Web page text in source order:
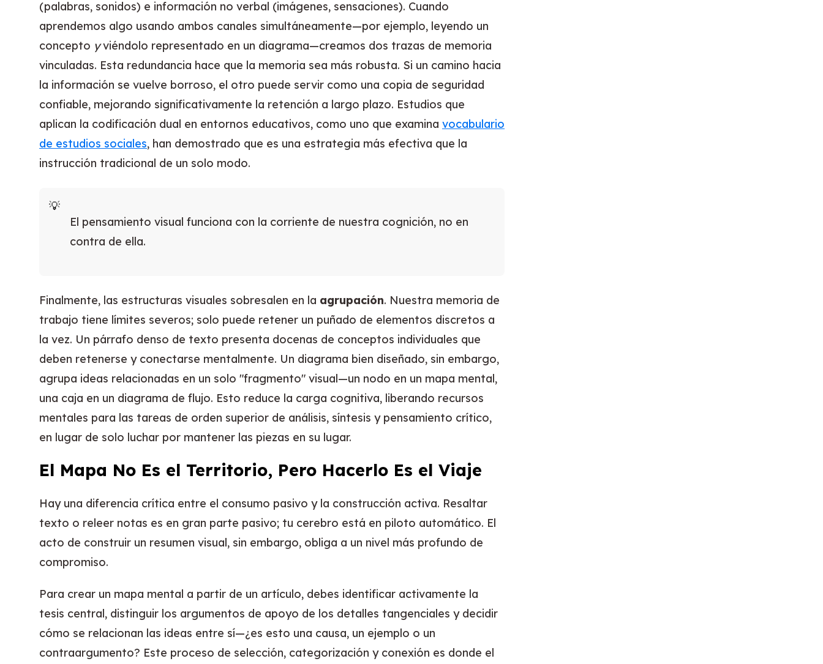
(palabras, sonidos) e información no verbal (imágenes, sensaciones). Cuando
aprendemos algo usando ambos canales simultáneamente—por ejemplo, leyendo un
concepto yviéndolo representado en un diagrama—creamos dos trazas de memoria
vinculadas. Esta redundancia hace que la memoria sea más robusta. Si un camino hacia
la información se vuelve borroso, el otro puede servir como una copia de seguridad
confiable, mejorando significativamente la retención a largo plazo. Estudios que
aplican la codificación dual en entornos educativos, como uno que examina vocabulario
de estudios sociales, han demostrado que es una estrategia más efectiva que la
instrucción tradicional de un solo modo.
El pensamiento visual funciona con la corriente de nuestra cognición, no en
contra de ella.
Finalmente, las estructuras visuales sobresalen en la agrupación. Nuestra memoria de
trabajo tiene límites severos; solo puede retener un puñado de elementos discretos a
la vez. Un párrafo denso de texto presenta docenas de conceptos individuales que
deben retenerse y conectarse mentalmente. Un diagrama bien diseñado, sin embargo,
agrupa ideas relacionadas en un solo "fragmento" visual—un nodo en un mapa mental,
una caja en un diagrama de flujo. Esto reduce la carga cognitiva, liberando recursos
mentales para las tareas de orden superior de análisis, síntesis y pensamiento crítico,
en lugar de solo luchar por mantener las piezas en su lugar.
El Mapa No Es el Territorio, Pero Hacerlo Es el Viaje
Hay una diferencia crítica entre el consumo pasivo y la construcción activa. Resaltar
texto o releer notas es en gran parte pasivo; tu cerebro está en piloto automático. El
acto de construir un resumen visual, sin embargo, obliga a un nivel más profundo de
compromiso.
Para crear un mapa mental a partir de un artículo, debes identificar activamente la
tesis central, distinguir los argumentos de apoyo de los detalles tangenciales y decidir
cómo se relacionan las ideas entre sí—¿es esto una causa, un ejemplo o un
contraargumento? Este proceso de selección, categorización y conexión es donde el